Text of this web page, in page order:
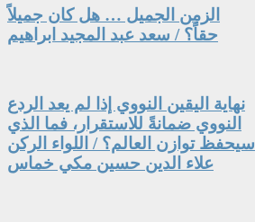
الزمن الجميل … هل كان جميلاً
حقاً؟ / سعد عبد المجيد ابراهيم
نهاية اليقين النووي إذا لم يعد الردع
النووي ضمانةً للاستقرار، فما الذي
سيحفظ توازن العالم؟ / اللواء الركن
علاء الدين حسين مكي خماس